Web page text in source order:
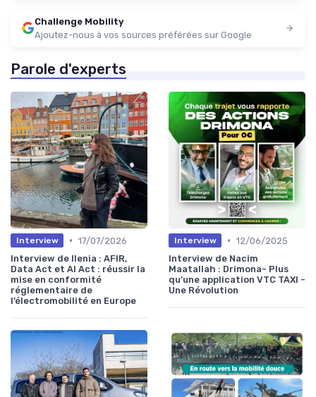
Challenge Mobility
Ajoutez-nous à vos sources préférées sur Google
Parole d'experts
Interview • 17/07/2026
Interview de Ilenia : AFIR,
Data Act et AI Act : réussir la
mise en conformité
réglementaire de
l’électromobilité en Europe
Interview • 12/06/2025
Interview de Nacim
Maatallah : Drimona- Plus
qu'une application VTC TAXI -
Une Révolution